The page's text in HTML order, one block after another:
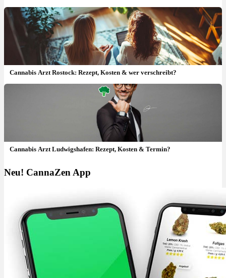
Cannabis Arzt Rostock: Rezept, Kosten & wer verschreibt?
Cannabis Arzt Ludwigshafen: Rezept, Kosten & Termin?
Neu! CannaZen App